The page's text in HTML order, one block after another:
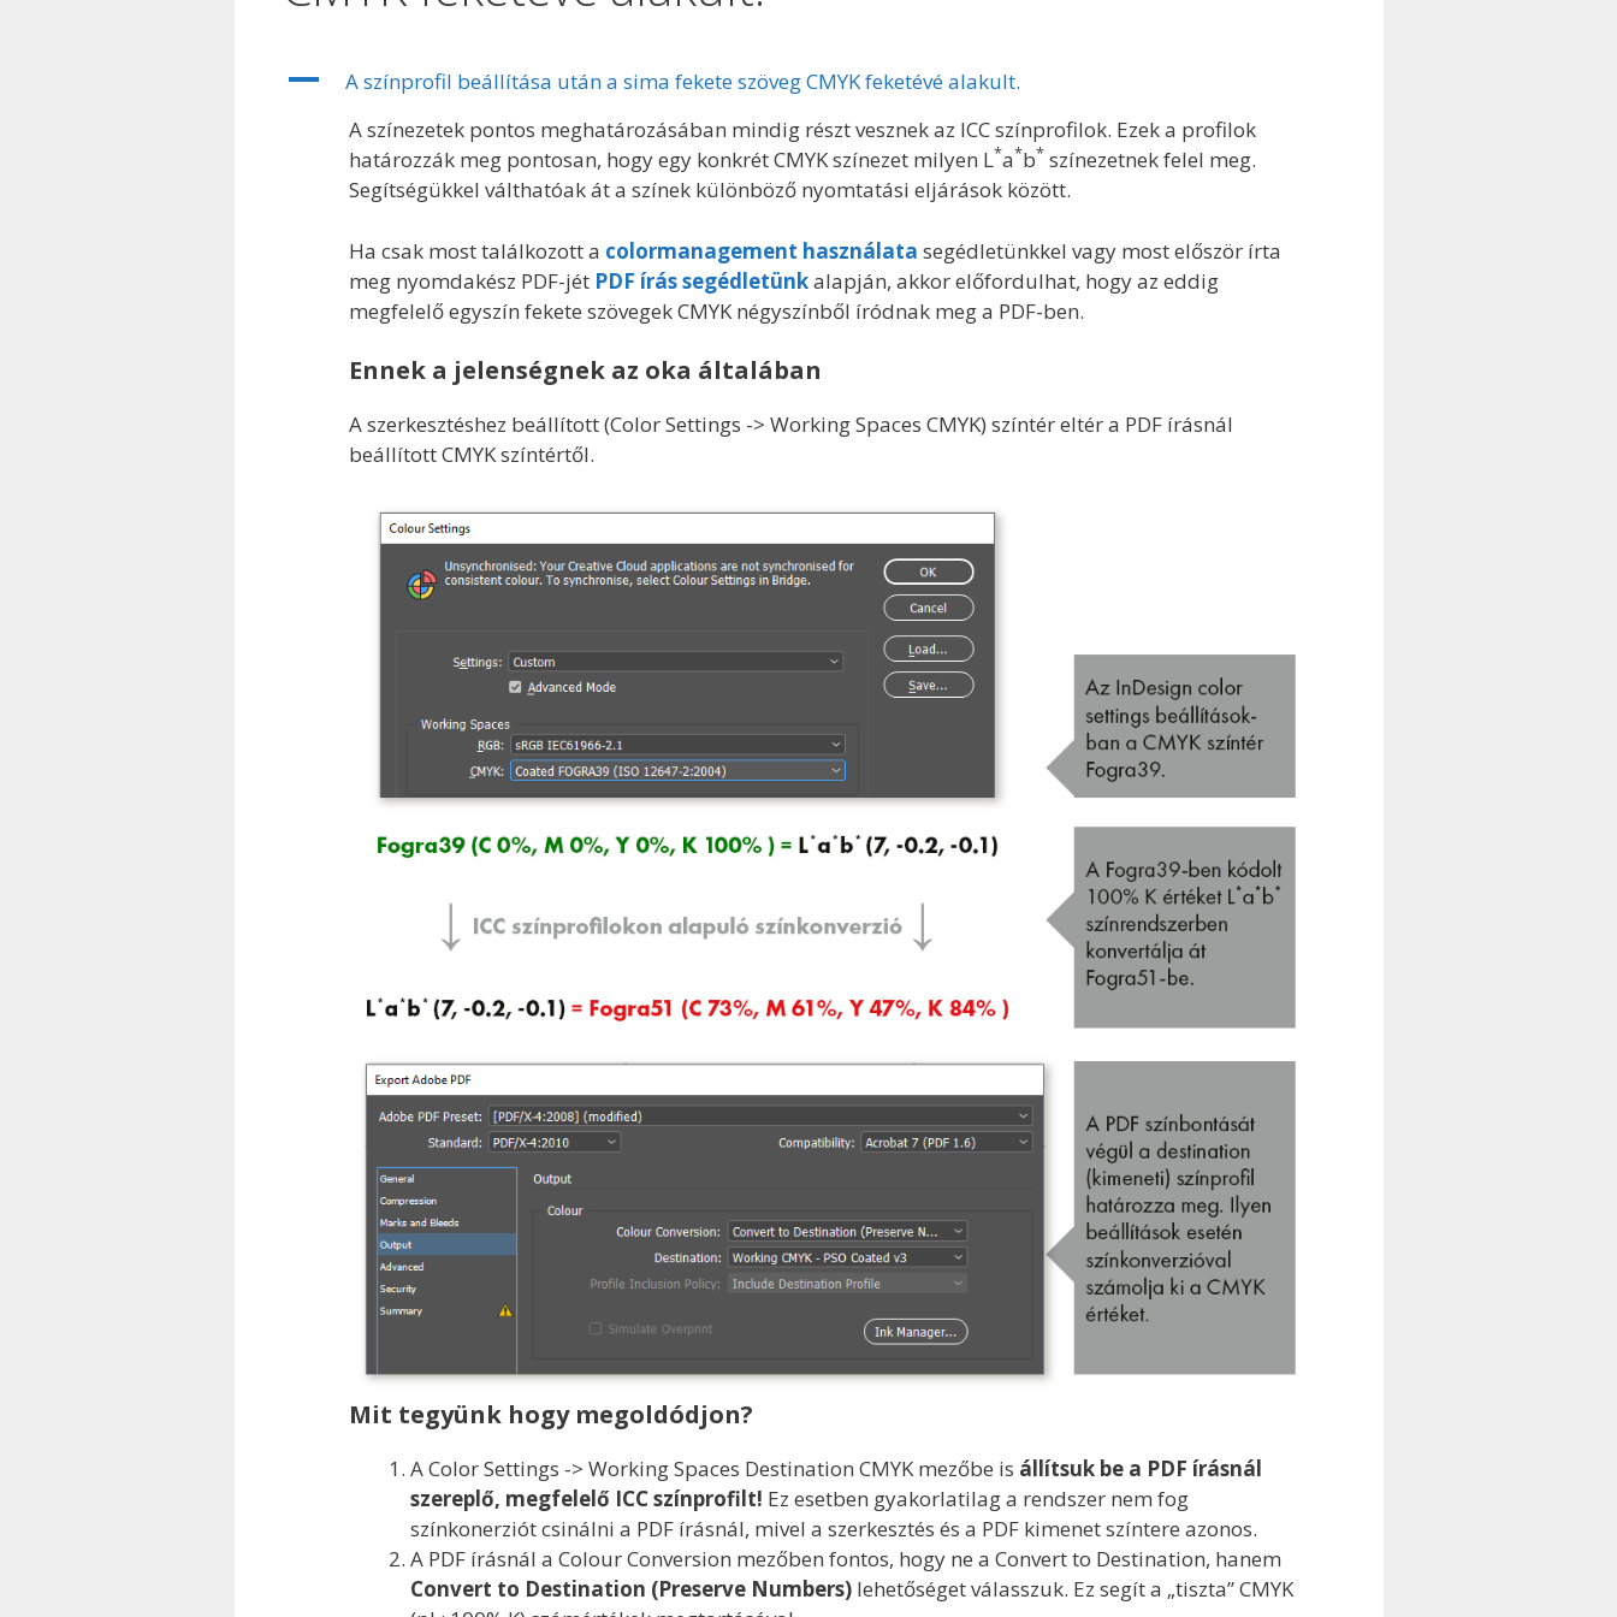
A
A színprofil beállítása után a sima fekete szöveg CMYK feketévé alakult.
A színezetek pontos meghatározásában mindig részt vesznek az ICC színprofilok. Ezek a profilok
határozzák meg pontosan, hogy egy konkrét CMYK színezet milyen L*a*b*színezetnek felel meg.
Segítségükkel válthatóak át a színek különböző nyomtatási eljárások között.
Ha csak most találkozott a colormanagement használata segédletünkkel vagy most először írta
meg nyomdakész PDF-jét PDF írás segédletünkalapján, akkor előfordulhat, hogy az eddig
megfelelő egyszín fekete szövegek CMYK négyszínből íródnak meg a PDF-ben.
Ennek a jelenségnek az oka általában
A szerkesztéshez beállított (Color Settings -> Working Spaces CMYK) színtér eltér a PDF írásnál
beállított CMYK színtértől.
Mit tegyünk hogy megoldódjon?
A Color Settings -> Working Spaces Destination CMYK mezőbe is állítsuk be a PDF írásnál
szereplő, megfelelő ICC színprofilt! Ez esetben gyakorlatilag a rendszer nem fog
színkonerziót csinálni a PDF írásnál, mivel a szerkesztés és a PDF kimenet színtere azonos.
A PDF írásnál a Colour Conversion mezőben fontos, hogy ne a Convert to Destination, hanem
Convert to Destination (Preserve Numbers)lehetőséget válasszuk. Ez segít a „tiszta” CMYK